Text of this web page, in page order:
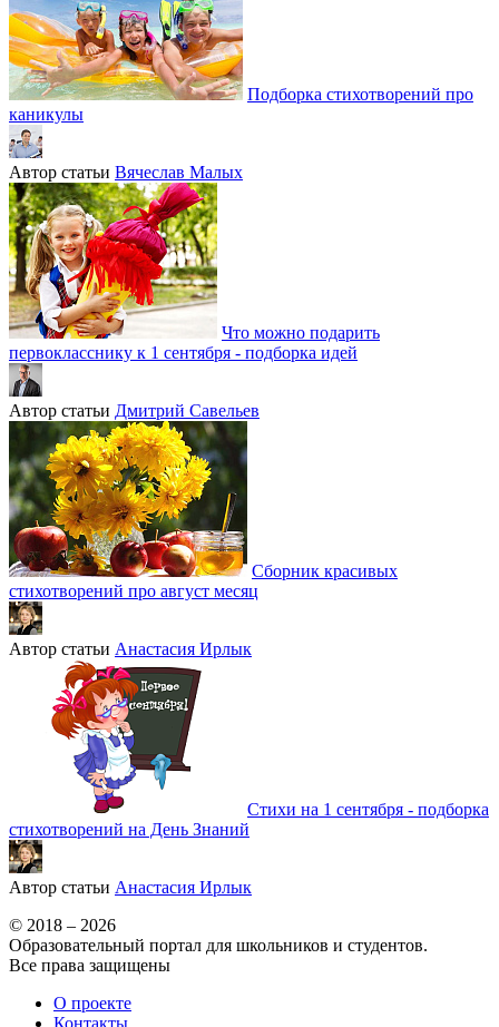
Подборка стихотворений про
каникулы
Автор статьи Вячеслав Малых
Что можно подарить
первокласснику к 1 сентября - подборка идей
Автор статьи Дмитрий Савельев
Сборник красивых
стихотворений про август месяц
Автор статьи Анастасия Ирлык
Стихи на 1 сентября - подборка
стихотворений на День Знаний
Автор статьи Анастасия Ирлык
© 2018 – 2026
Образовательный портал для школьников и студентов.
Все права защищены
О проекте
Контакты